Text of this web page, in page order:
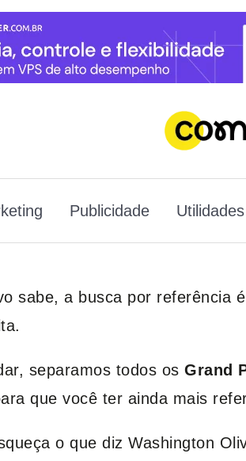
Publicidade Utilidades
sabe, a busca por referência
separamos todos os Grand
que você ter ainda mais
o que diz Washington